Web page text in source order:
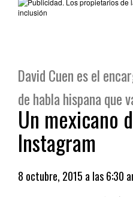
David Cuen es el
de habla hispana que
Un mexicano
Instagram
8 octubre, 2015 a las 6:30